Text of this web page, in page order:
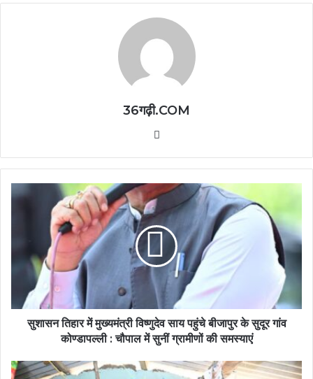
36गढ़ी.COM
सुशासन तिहार में मुख्यमंत्री विष्णुदेव साय पहुंचे बीजापुर के सुदूर गांव
कोण्डापल्ली : चौपाल में सुनीं ग्रामीणों की समस्याएं